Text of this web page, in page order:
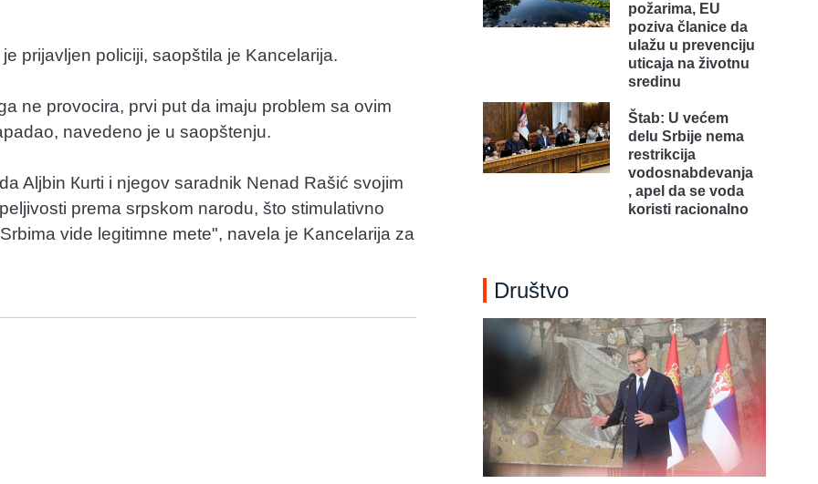
prijavljen policiji, saopštila je Kancelarija.
ne provocira, prvi put da imaju problem sa ovim
navedeno je u saopštenju.
Aljbin Кurti i njegov saradnik Nenad Rašić svojim
prema srpskom narodu, što stimulativno
vide legitimne mete", navela je Kancelarija za
požarima, EU
poziva članice da
ulažu u prevenciju
uticaja na životnu
sredinu
Štab: U većem
delu Srbije nema
restrikcija
vodosnabdevanja
, apel da se voda
koristi racionalno
Društvo